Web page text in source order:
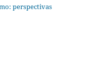
perspectivas